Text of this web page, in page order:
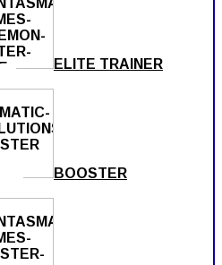
ELITE TRAINER
BOOSTER